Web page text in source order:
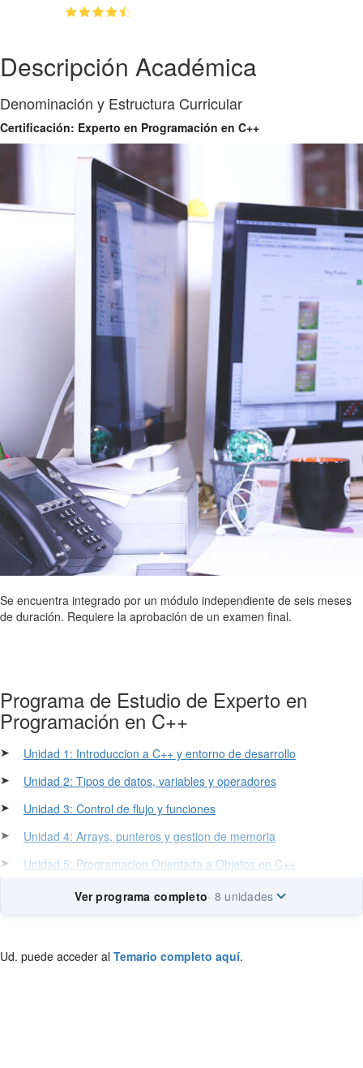
Descripción Académica
Denominación y Estructura Curricular
Certificación: Experto en Programación en C++
Se encuentra integrado por un módulo independiente de seis meses
de duración. Requiere la aprobación de un examen final.
Programa de Estudio de Experto en
Programación en C++
➤
Unidad 1: Introduccion a C++ y entorno de desarrollo
➤
Unidad 2: Tipos de datos, variables y operadores
➤
Unidad 3: Control de flujo y funciones
➤
Unidad 4: Arrays, punteros y gestion de memoria
➤
Unidad 5: Programacion Orientada a Objetos en C++
Ver programa completo· 8 unidades
Ud. puede acceder al Temario completo aquí.